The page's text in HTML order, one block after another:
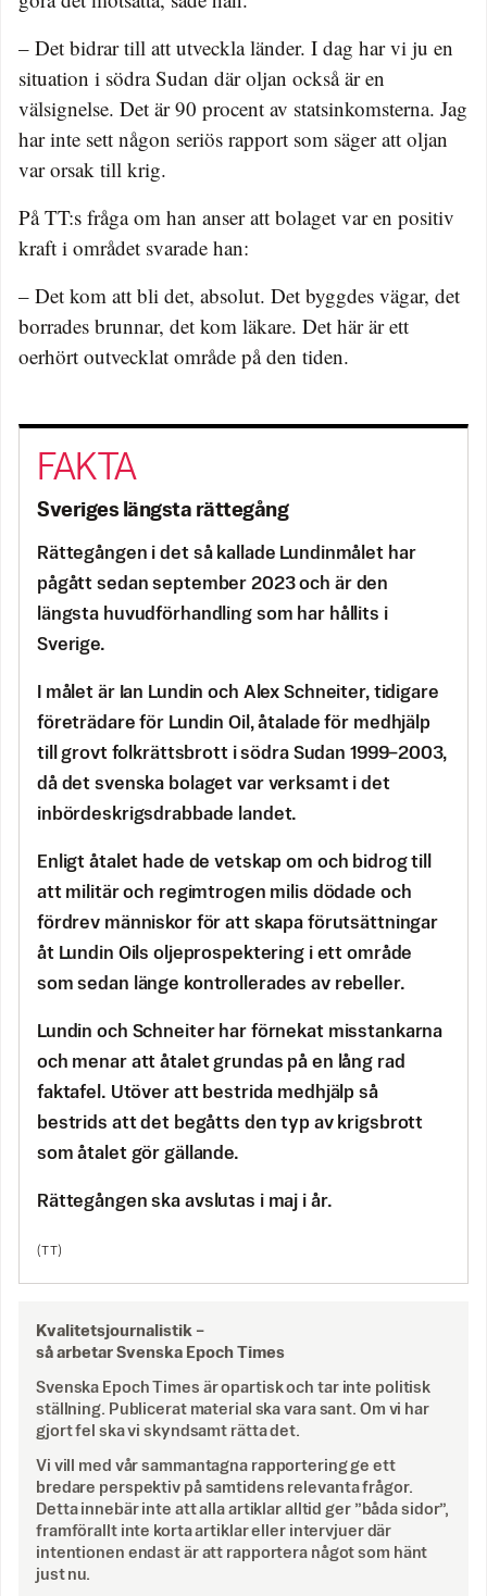
– Det bidrar till att utveckla länder. I dag har vi ju en
situation i södra Sudan där oljan också är en
välsignelse. Det är 90 procent av statsinkomsterna. Jag
har inte sett någon seriös rapport som säger att oljan
var orsak till krig.
På TT:s fråga om han anser att bolaget var en positiv
kraft i området svarade han:
– Det kom att bli det, absolut. Det byggdes vägar, det
borrades brunnar, det kom läkare. Det här är ett
oerhört outvecklat område på den tiden.
Sveriges längsta rättegång
Rättegången i det så kallade Lundinmålet har
pågått sedan september 2023 och är den
längsta huvudförhandling som har hållits i
Sverige.
I målet är Ian Lundin och Alex Schneiter, tidigare
företrädare för Lundin Oil, åtalade för medhjälp
till grovt folkrättsbrott i södra Sudan 1999–2003,
då det svenska bolaget var verksamt i det
inbördeskrigsdrabbade landet.
Enligt åtalet hade de vetskap om och bidrog till
att militär och regimtrogen milis dödade och
fördrev människor för att skapa förutsättningar
åt Lundin Oils oljeprospektering i ett område
som sedan länge kontrollerades av rebeller.
Lundin och Schneiter har förnekat misstankarna
och menar att åtalet grundas på en lång rad
faktafel. Utöver att bestrida medhjälp så
bestrids att det begåtts den typ av krigsbrott
som åtalet gör gällande.
Rättegången ska avslutas i maj i år.
(TT)
Kvalitetsjournalistik –
så arbetar Svenska Epoch Times
Svenska Epoch Times är opartisk och tar inte politisk
ställning. Publicerat material ska vara sant. Om vi har
gjort fel ska vi skyndsamt rätta det.
Vi vill med vår sammantagna rapportering ge ett
bredare perspektiv på samtidens relevanta frågor.
Detta innebär inte att alla artiklar alltid ger ”båda sidor”,
framförallt inte korta artiklar eller intervjuer där
intentionen endast är att rapportera något som hänt
just nu.